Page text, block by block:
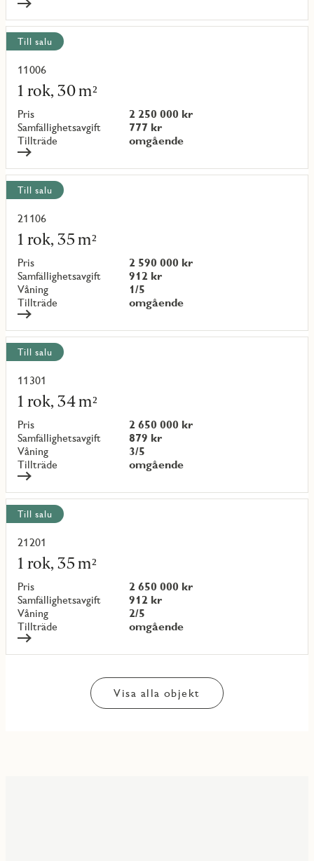
Till salu
11006
1 rok, 30 m²
Pris
2 250 000 kr
Samfällighetsavgift
777 kr
Tillträde
omgående
Läs
mer
om
objekt
{objectNumber}
Till salu
21106
1 rok, 35 m²
Pris
2 590 000 kr
Samfällighetsavgift
912 kr
Våning
1/5
Tillträde
omgående
Läs
mer
om
objekt
{objectNumber}
Till salu
11301
1 rok, 34 m²
Pris
2 650 000 kr
Samfällighetsavgift
879 kr
Våning
3/5
Tillträde
omgående
Läs
mer
om
objekt
{objectNumber}
Till salu
21201
1 rok, 35 m²
Pris
2 650 000 kr
Samfällighetsavgift
912 kr
Våning
2/5
Tillträde
omgående
Läs
mer
om
objekt
{objectNumber}
Visa alla objekt